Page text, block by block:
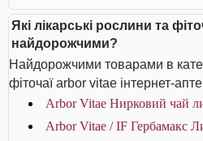
Які лікарські рослини та
найдорожчими?
Найдорожчими товарами в
фіточаї arbor vitae інтернет-
Arbor Vitae Нирковий чай
Arbor Vitae / IF Гербамакс